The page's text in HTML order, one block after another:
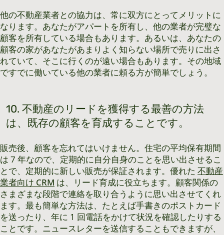
他の不動産業者との協力は、常に双方にとってメリットに
なります。あなたがアパートを所有し、他の業者が完璧な
顧客を所有している場合もあります。あるいは、あなたの
顧客の家があなたがあまりよく知らない場所で売りに出さ
れていて、そこに行くのが遠い場合もあります。その地域
ですでに働いている他の業者に頼る方が簡単でしょう。
10. 不動産のリードを獲得する最善の方法
は、既存の顧客を育成することです。
販売後、顧客を忘れてはいけません。住宅の平均保有期間
は 7 年なので、定期的に自分自身のことを思い出させるこ
とで、定期的に新しい販売が保証されます。優れた 不動産
業者向け CRM は、リード育成に役立ちます。顧客関係の
さまざまな段階で連絡を取り合うように思い出させてくれ
ます。最も簡単な方法は、たとえば手書きのポストカード
を送ったり、年に 1 回電話をかけて状況を確認したりする
ことです。ニュースレターを送信することもできますが、